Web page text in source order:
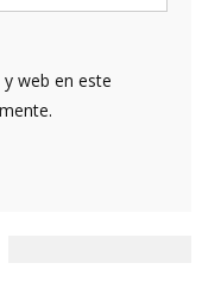
web en este